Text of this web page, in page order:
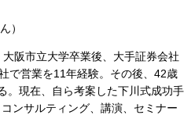
）
阪市立大学卒業後、大手証券会社
で営業を11年経験。その後、42歳
。現在、自ら考案した下川式成功手
ンサルティング、講演、セミナー